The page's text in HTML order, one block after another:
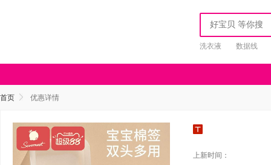
洗衣液 数据线
首页 优惠详情
上新时间：